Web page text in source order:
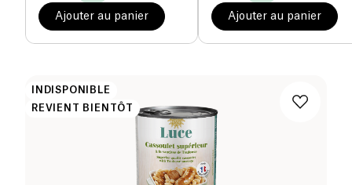
Ajouter au panier Ajouter au panier
INDISPONIBLE
REVIENT BIENTÔT